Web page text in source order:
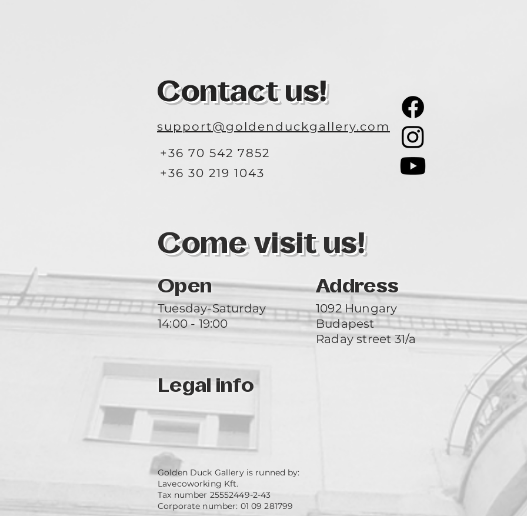
Contact us!
support@goldenduckgallery.com
+36 70 542 7852
+36 30 219 1043
Come visit us!
Open Address
Tuesday-Saturday
14:00 - 19:00
1092 Hungary
Budapest
Raday street 31/a
Legal info
Golden Duck Gallery is runned by:
Lavecoworking Kft.
Tax number 25552449-2-43
Corporate number: 01 09 281799